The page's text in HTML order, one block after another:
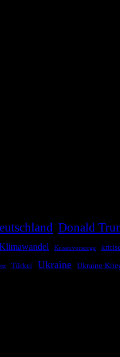
Donald
Krisenvorsorge
Türkei Ukraine Ukraine-